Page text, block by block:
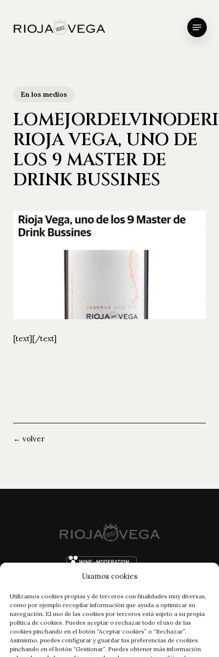
Usamos cookies
Utilizamos cookies propias y de terceros con finalidades muy diversas,
como por ejemplo recopilar información que ayuda a optimizar su
navegación. El uso de las cookies por terceros está sujeto a su propia
política de cookies. Puedes aceptar o rechazar todo el uso de las
cookies pinchando en el botón “Aceptar cookies” o “Rechazar”.
Asimismo, puedes configurar y guardar tus preferencias de cookies
pinchando en el botón “Gestionar”. Puedes obtener más información
main
Menu
En los medios
RIOJA VEGA, UNO DE
LOS 9 MASTER DE
DRINK BUSSINES
[text][/text]
← volver
Close